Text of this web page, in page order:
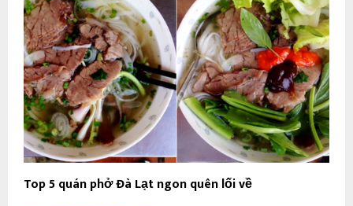
Top 5 quán phở Đà Lạt ngon quên lối về